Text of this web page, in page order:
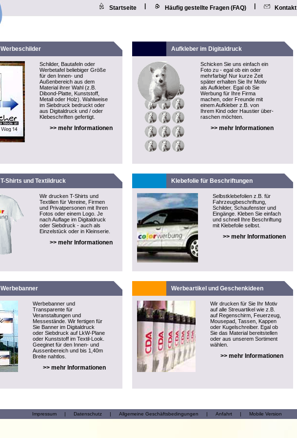
Startseite Häufig gestellte Fragen (FAQ) Kontakt
Werbeschilder
Schilder, Bautafeln oder
Werbetafel beliebiger Größe
für den Innen- und
Außenbereich aus dem
Material ihrer Wahl (z.B.
Dibond-Platte, Kunststoff,
Metall oder Holz). Wahlweise
im Siebdruck bedruckt oder
aus Digitaldruck und / oder
Klebeschriften gefertigt.
>> mehr Informationen
Aufkleber im Digitaldruck
Schicken Sie uns einfach ein
Foto zu - egal ob ein oder
mehrfarbig! Nur kurze Zeit
später erhalten Sie Ihr Motiv
als Aufkleber. Egal ob Sie
Werbung für Ihre Firma
machen, oder Freunde mit
einem Aufkleber z.B. von
Ihrem Kind oder Haustier über-
raschen möchten.
>> mehr Informationen
T-Shirts und Textildruck
Wir drucken T-Shirts und
Textilien für Vereine, Firmen
und Privatpersonen mit Ihren
Fotos oder einem Logo. Je
nach Auflage im Digitaldruck
oder Siebdruck - auch als
Einzelstück oder in Kleinserie.
>> mehr Informationen
Klebefolie für Beschriftungen
Selbstklebefolien z.B. für
Fahrzeugbeschriftung,
Schilder, Schaufenster und
Eingänge. Kleben Sie einfach
und schnell Ihre Beschriftung
mit Klebefolie selbst.
>> mehr Informationen
Werbebanner
Werbebanner und
Transparente für
Veranstaltungen und
Messestände. Wir fertigen für
Sie Banner im Digitaldruck
oder Siebdruck auf LkW-Plane
oder Kunststoff im Textil-Look.
Geeginet für den Innen- und
Aussenbereich und bis 1,40m
Breite nahtlos.
>> mehr Informationen
Werbeartikel und Geschenkideen
Wir drucken für Sie Ihr Motiv
auf alle Streuartikel wie z.B.
auf Regenschirm, Feuerzeug,
Mousepad, Tassen, Kappen
oder Kugelschreiber. Egal ob
Sie das Material bereitstellen
oder aus unserem Sortiment
wählen.
>> mehr Informationen
Impressum | Datenschutz | Allgemeine Geschäftsbedingungen | Anfahrt | Mobile Version